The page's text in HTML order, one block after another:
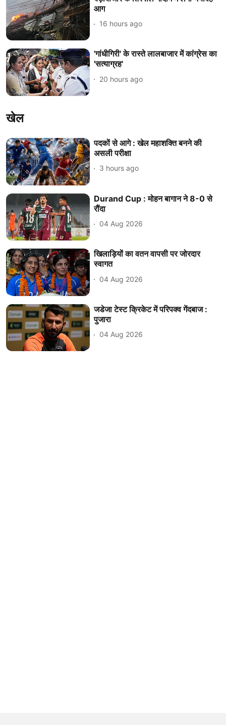
आग
16 hours ago
'गांधीगिरी' के रास्ते लालबाजार में कांग्रेस का
'सत्याग्रह'
20 hours ago
खेल
पदकों से आगे : खेल महाशक्ति बनने की
असली परीक्षा
3 hours ago
Durand Cup : मोहन बागान ने 8-0 से
रौंदा
04 Aug 2026
खिलाड़ियों का वतन वापसी पर जोरदार
स्वागत
04 Aug 2026
जडेजा टेस्ट क्रिकेट में परिपक्व गेंदबाज :
पुजारा
04 Aug 2026